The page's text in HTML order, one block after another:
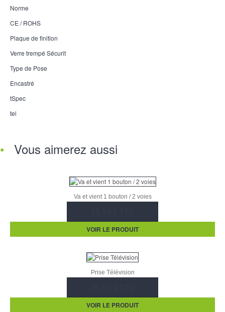
Norme
CE / ROHS
Plaque de finition
Verre trempé Sécurit
Type de Pose
Encastré
tSpec
tel
Vous aimerez aussi
Va et vient 1 bouton / 2 voies
VOIR LE PRODUIT
Prise Télévision
VOIR LE PRODUIT